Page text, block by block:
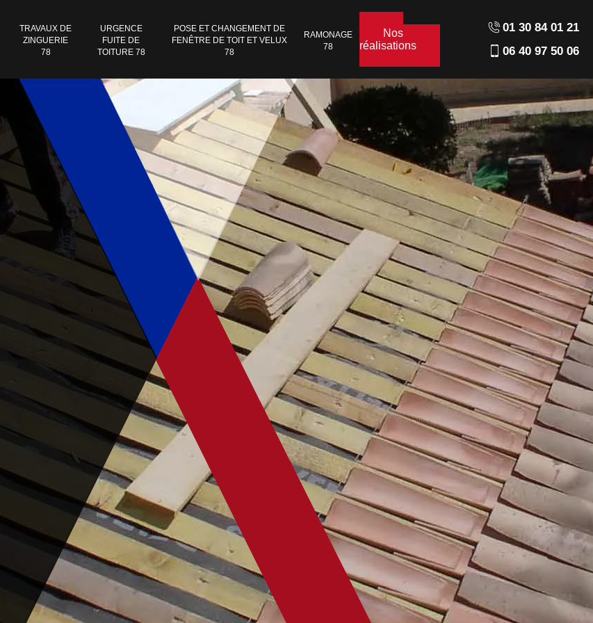
TRAVAUX DE
ZINGUERIE
78
URGENCE
FUITE DE
TOITURE 78
POSE ET CHANGEMENT DE
FENÊTRE DE TOIT ET VELUX
78
RAMONAGE
78
Nos
réalisations
01 30 84 01 21
06 40 97 50 06